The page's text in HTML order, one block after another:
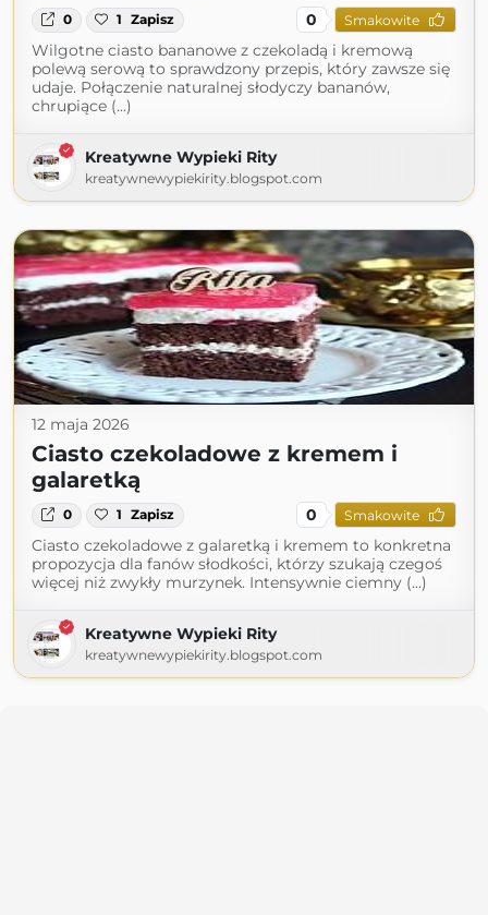
0 1 Zapisz 0 Smakowite
Wilgotne ciasto bananowe z czekoladą i kremową
polewą serową to sprawdzony przepis, który zawsze się
udaje. Połączenie naturalnej słodyczy bananów,
chrupiące (...)
Kreatywne Wypieki Rity
kreatywnewypiekirity.blogspot.com
12 maja 2026
Ciasto czekoladowe z kremem i
galaretką
0 1 Zapisz 0 Smakowite
Ciasto czekoladowe z galaretką i kremem to konkretna
propozycja dla fanów słodkości, którzy szukają czegoś
więcej niż zwykły murzynek. Intensywnie ciemny (...)
Kreatywne Wypieki Rity
kreatywnewypiekirity.blogspot.com